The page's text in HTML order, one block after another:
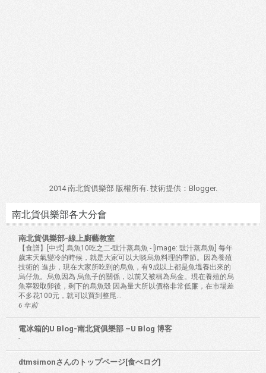
2014 南北貨俱樂部 版權所有. 技術提供： Blogger.
南北貨俱樂部各大分會
南北貨俱樂部-線上廚藝教室
【食譜】[中式] 烏魚10吃之二-豉汁蒸烏魚 - [image: 豉汁蒸烏魚] 每年
歲末天氣變冷的時候，就是大家可以大啖烏魚料理的季節。因為養殖
技術的 進步，現在大家所吃到的烏魚，有9成以上都是魚塭養出來的
烏仔魚。烏魚因為 烏魚子的關係，以前又被稱為烏金。現在養殖的烏
魚宰殺取卵後，剩下的烏魚殼 因為量大所以價格非常低廉，在市場差
不多花100元，就可以買到整尾...
6 年前
電冰箱的U Blog-南北貨俱樂部 –U Blog 博客
-
dtmsimonさんのトップページ[食べログ]